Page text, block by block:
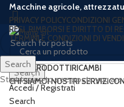
Macchine agricole,
PRIVACY POLICYCONDIZIONI
RESI, RIMBORSI E DIRITTO DI
TERMINI E CONDIZIONI DI
Search
Accedi / Registrati
Search
HOME PRODOTTIRICAMBI
CHI SIAMOI NOSTRI SERVIZI
Sold out
Search
Start typing to see posts you